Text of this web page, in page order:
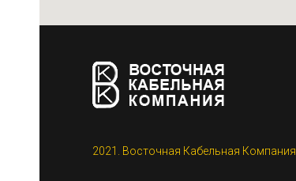
2021. Восточная Кабельная Компания.